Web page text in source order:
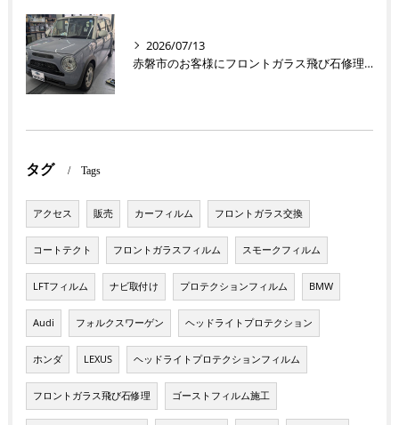
2026/07/13
赤磐市のお客様にフロントガラス飛び石修理 ラパン【nexus株式会社】
タグ Tags
アクセス 販売 カーフィルム フロントガラス交換
コートテクト フロントガラスフィルム スモークフィルム
LFTフィルム ナビ取付け プロテクションフィルム BMW
Audi フォルクスワーゲン ヘッドライトプロテクション
ホンダ LEXUS ヘッドライトプロテクションフィルム
フロントガラス飛び石修理 ゴーストフィルム施工